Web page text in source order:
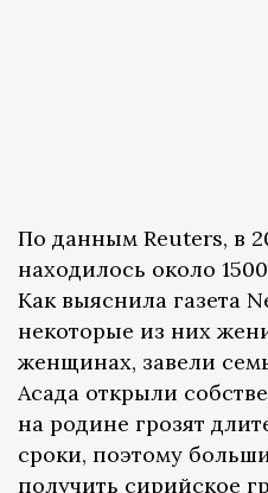
По данным Reuters, в
находилось около
Как выяснила газета
некоторые из них
женщинах, завели
Асада открыли
на родине грозят
сроки, поэтому
получить сирийское